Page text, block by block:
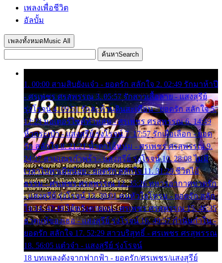
เพลงเพื่อชีวิต
อัลบั้ม
เพลงทั้งหมด Music All
ค้นหาSearch
1. 00:00 สามสิบยังแจ๋ว - ยอดรัก สลักใจ 2. 02:49 รักมาห้าปี
- ศรเพชร ศรสุพรรณ 3. 05:57 รักสาวเสื้อลาย - แสงสุรีย์
รุ่งโรจน์ 4. 09:51 รักสะท้านดินสะเทือน - ยอดรัก สลักใจ 5.
12:23 มอเตอร์ไซค์ทำหล่น - ศรเพชร ศรสุพรรณ 6. 14:49
หิ้วกระเป๋า - แสงสุรีย์ รุ่งโรจน์ 7. 17:57 รักเผื่อเลือก - ยอด
รัก สลักใจ 8. 21:21 น้ำตาไอ้หนุ่ม - ศรเพชร ศรสุพรรณ 9.
24:27 สามเณรกำพร้า - แสงสุรีย์ รุ่งโรจน์ 10. 28:08 ไม่มี
เวลาไปหาเมียน้อย - ยอดรัก สลักใจ 11. 31:29 ชีวิตไอ้
ธรรม - ศรเพชร ศรสุพรรณ 12. 35:26 ทหารอากาศขาดรัก
- แสงสุรีย์ รุ่งโรจน์ 13. 39:01 คนหัวใจโทรม - ยอดรัก สลัก
ใจ 14. 42:49 ไอ้หวังตายแน่ - ศรเพชร ศรสุพรรณ 15. 46:35
ธาตุแท้ของเธอ - แสงสุรีย์ รุ่งโรจน์ 16. 49:57 กำนันกำใน -
ยอดรัก สลักใจ 17. 52:29 สาวบริสุทธิ์ - ศรเพชร ศรสุพรรณ
18. 56:05 แต๋วจ๋า - แสงสุรีย์ รุ่งโรจน์
18 บทเพลงดังจากฟากฟ้า - ยอดรัก/ศรเพชร/แสงสุรีย์